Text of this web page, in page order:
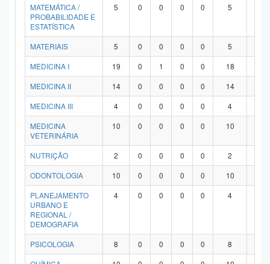
MATEMÁTICA /
PROBABILIDADE E
ESTATÍSTICA
5 0 0 0 0 5
MATERIAIS 5 0 0 0 0 5
MEDICINA I
19 0 1 0 0 18
MEDICINA II
14 0 0 0 0 14
MEDICINA III
4 0 0 0 0 4
MEDICINA
VETERINÁRIA
10 0 0 0 0 10
NUTRIÇÃO 2 0 0 0 0 2
ODONTOLOGIA
10 0 0 0 0 10
PLANEJAMENTO
URBANO E
REGIONAL /
DEMOGRAFIA
4 0 0 0 0 4
PSICOLOGIA 8 0 0 0 0 8